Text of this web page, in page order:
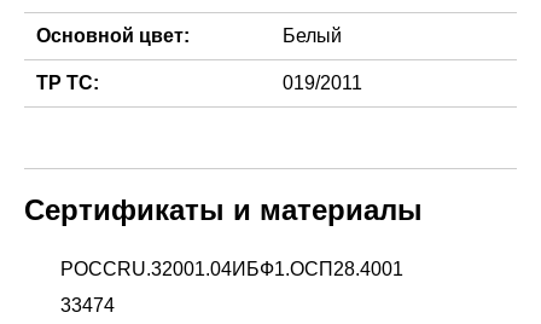
Основной цвет: Белый
ТР ТС: 019/2011
Сертификаты и материалы
РОССRU.32001.04ИБФ1.ОСП28.4001
33474